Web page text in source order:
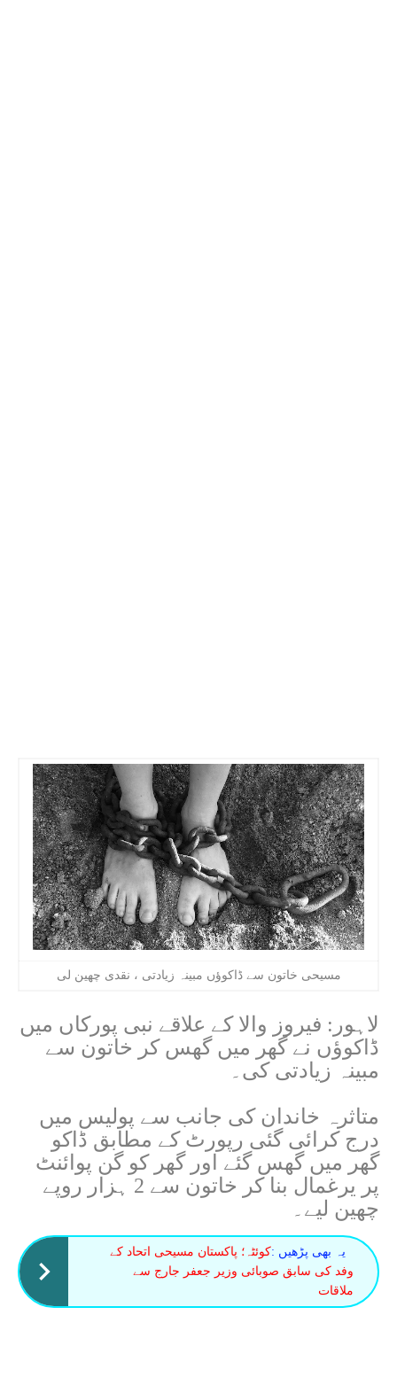
مسیحی خاتون سے ڈاکوؤں مبینہ زیادتی ، نقدی چھین لی
لاہور: فیروز والا کے علاقے نبی پورکاں میں
ڈاکوؤں نے گھر میں گھس کر خاتون سے
مبینہ زیادتی کی۔
متاثرہ خاندان کی جانب سے پولیس میں
درج کرائی گئی رپورٹ کے مطابق ڈاکو
گھر میں گھس گئے اور گھر کو گن پوائنٹ
پر یرغمال بنا کر خاتون سے 2 ہزار روپے
چھین لیے۔
یہ بھی پڑھیں :کوئٹہ؛ پاکستان مسیحی اتحاد کے
وفد کی سابق صوبائی وزیر جعفر جارج سے
ملاقات